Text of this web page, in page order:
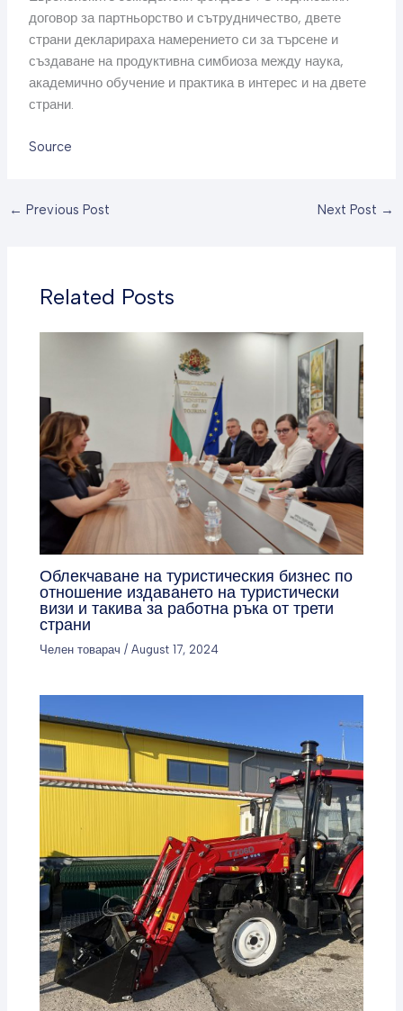
договор за партньорство и сътрудничество, двете
страни декларираха намерението си за търсене и
създаване на продуктивна симбиоза между наука,
академично обучение и практика в интерес и на двете
страни.
Source
← Previous Post Next Post →
Related Posts
Облекчаване на туристическия бизнес по
отношение издаването на туристически
визи и такива за работна ръка от трети
страни
Челен товарач /August 17, 2024